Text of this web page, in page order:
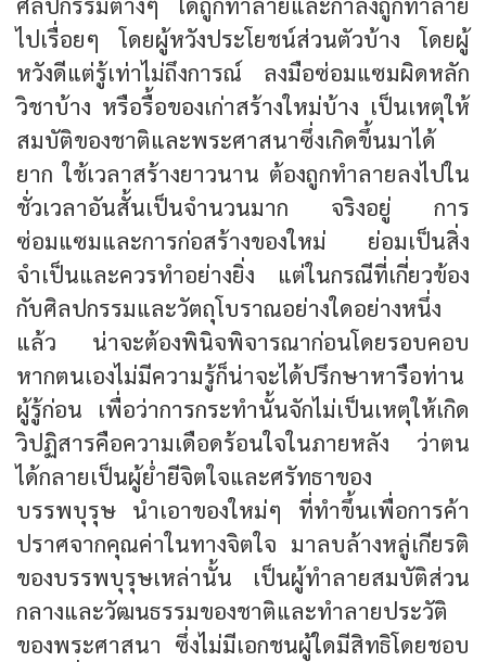
ไปเรื่อยๆ โดยผู้หวังประโยชน์ส่วนตัวบ้าง โดยผู้
หวังดีแต่รู้เท่าไม่ถึงการณ์ ลงมือซ่อมแซมผิดหลัก
วิชาบ้าง หรือรื้อของเก่าสร้างใหม่บ้าง เป็นเหตุให้
สมบัติของชาติและพระศาสนาซึ่งเกิดขึ้นมาได้
ยาก ใช้เวลาสร้างยาวนาน ต้องถูกทำลายลงไปใน
ชั่วเวลาอันสั้นเป็นจำนวนมาก จริงอยู่ การ
ซ่อมแซมและการก่อสร้างของใหม่ ย่อมเป็นสิ่ง
จำเป็นและควรทำอย่างยิ่ง แต่ในกรณีที่เกี่ยวข้อง
กับศิลปกรรมและวัตถุโบราณอย่างใดอย่างหนึ่ง
แล้ว น่าจะต้องพินิจพิจารณาก่อนโดยรอบคอบ
หากตนเองไม่มีความรู้ก็น่าจะได้ปรึกษาหารือท่าน
ผู้รู้ก่อน เพื่อว่าการกระทำนั้นจักไม่เป็นเหตุให้เกิด
วิปฏิสารคือความเดือดร้อนใจในภายหลัง ว่าตน
ได้กลายเป็นผู้ย่ำยีจิตใจและศรัทธาของ
บรรพบุรุษ นำเอาของใหม่ๆ ที่ทำขึ้นเพื่อการค้า
ปราศจากคุณค่าในทางจิตใจ มาลบล้างหลู่เกียรติ
ของบรรพบุรุษเหล่านั้น เป็นผู้ทำลายสมบัติส่วน
กลางและวัฒนธรรมของชาติและทำลายประวัติ
ของพระศาสนา ซึ่งไม่มีเอกชนผู้ใดมีสิทธิโดยชอบ